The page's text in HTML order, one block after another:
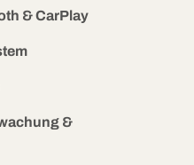
& CarPlay
&